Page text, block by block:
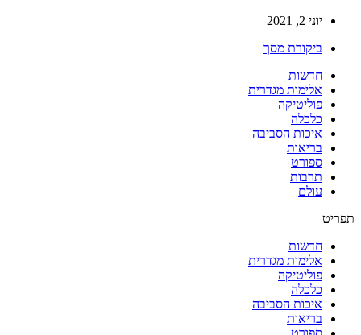
יוני 2, 2021
ביקורת מסך
חדשות
אלימות מגדרית
פוליטיקה
כלכלה
איכות הסביבה
בריאות
ספורט
תרבות
עולם
תפריט
חדשות
אלימות מגדרית
פוליטיקה
כלכלה
איכות הסביבה
בריאות